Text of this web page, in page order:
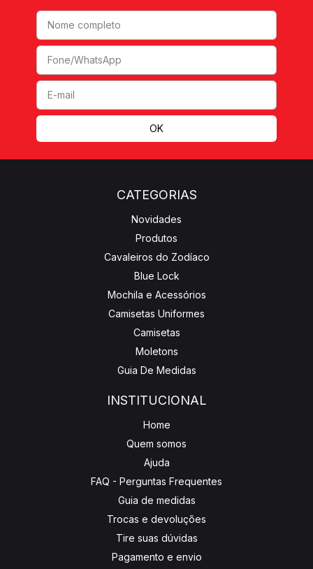
CATEGORIAS
Novidades
Produtos
Cavaleiros do Zodíaco
Blue Lock
Mochila e Acessórios
Camisetas Uniformes
Camisetas
Moletons
Guia De Medidas
INSTITUCIONAL
Home
Quem somos
Ajuda
FAQ - Perguntas Frequentes
Guia de medidas
Trocas e devoluções
Tire suas dúvidas
Pagamento e envio